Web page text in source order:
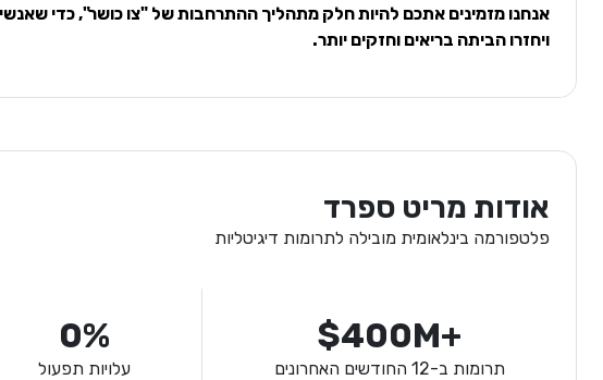
אנחנו מזמינים אתכם להיות חלק מתהליך ההתרחבות של "צו כושר", כדי
ויחזרו הביתה בריאים וחזקים יותר.
אודות מריט ספרד
פלטפורמה בינלאומית מובילה לתרומות דיגיטליות
$400M+
תרומות ב-12 החודשים האחרונים
0%
עלויות תפעול